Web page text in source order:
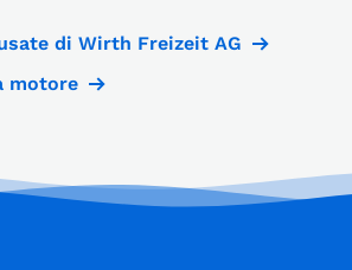
di Wirth Freizeit AG
motore